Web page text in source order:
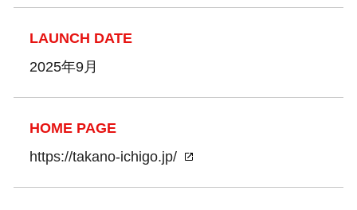
LAUNCH DATE
2025年9月
HOME PAGE
https://takano-ichigo.jp/